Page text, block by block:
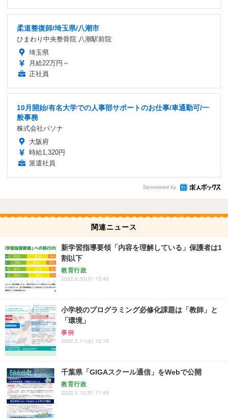
柔道整復師/埼玉県/八潮市
ひまわり中央整骨院 八潮駅前院
埼玉県
月給22万円～
正社員
10月開始/有名大学での人事部サポートのお仕事/車通勤可/一
般事務
株式会社パソナ
大阪府
時給1,320円
派遣社員
Sponsored by
関連ニュース
新学習指導要領「内容を理解している」保護者は1
割以下
教育行政
2022.5.30(月) 15:45
小学校のプログラミング必修化課題は「教師」と
「環境」
事例
2022.5.11(水) 12:15
千葉県「GIGAスクール通信」をWebで公開
教育行政
2022.5.12(木) 11:45